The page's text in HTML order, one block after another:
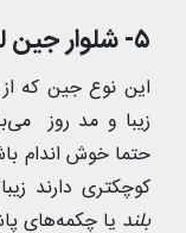
۵- شلوار جین لوله تفنگی (فیت کات)
این نوع جین که
زیبا و مد روز
حتما خوش اندام
کوچکتری دارند
بلند یا چکمه‌های